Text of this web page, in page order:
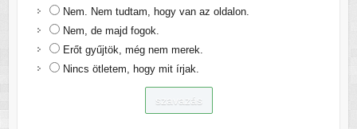
Nem. Nem tudtam, hogy van az oldalon.
Nem, de majd fogok.
Erőt gyűjtök, még nem merek.
Nincs ötletem, hogy mit írjak.